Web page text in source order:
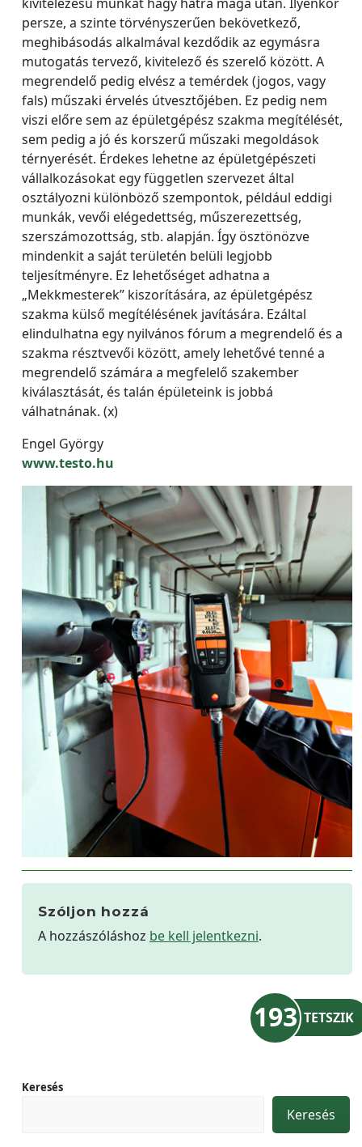
persze, a szinte törvényszerűen bekövetkező,
meghibásodás alkalmával kezdődik az egymásra
mutogatás tervező, kivitelező és szerelő között. A
megrendelő pedig elvész a temérdek (jogos, vagy
fals) műszaki érvelés útvesztőjében. Ez pedig nem
viszi előre sem az épületgépész szakma megítélését,
sem pedig a jó és korszerű műszaki megoldások
térnyerését. Érdekes lehetne az épületgépészeti
vállalkozásokat egy független szervezet által
osztályozni különböző szempontok, például eddigi
munkák, vevői elégedettség, műszerezettség,
szerszámozottság, stb. alapján. Így ösztönözve
mindenkit a saját területén belüli legjobb
teljesítményre. Ez lehetőséget adhatna a
„Mekkmesterek” kiszorítására, az épületgépész
szakma külső megítélésének javítására. Ezáltal
elindulhatna egy nyilvános fórum a megrendelő és a
szakma résztvevői között, amely lehetővé tenné a
megrendelő számára a megfelelő szakember
kiválasztását, és talán épületeink is jobbá
válhatnának. (x)
Engel György
www.testo.hu
Szóljon hozzá
A hozzászóláshoz be kell jelentkezni.
193 TETSZIK
Keresés
Keresés